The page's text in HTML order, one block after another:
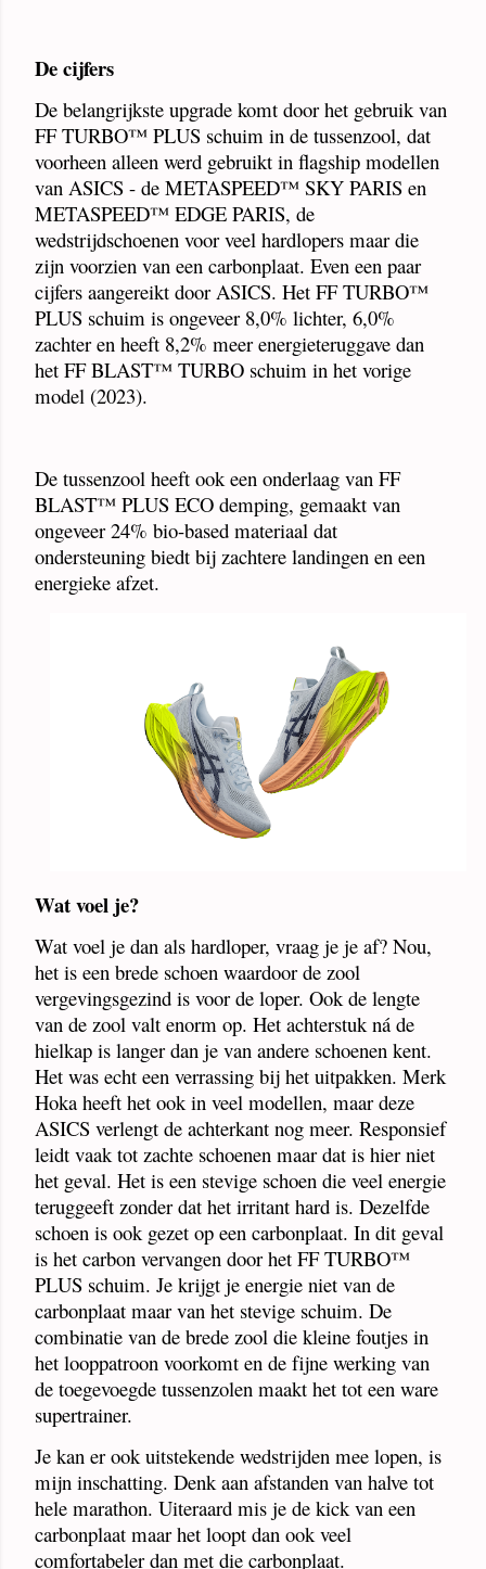
De cijfers
De belangrijkste upgrade komt door het gebruik van
FF TURBO™ PLUS schuim in de tussenzool, dat
voorheen alleen werd gebruikt in flagship modellen
van ASICS - de METASPEED™ SKY PARIS en
METASPEED™ EDGE PARIS, de
wedstrijdschoenen voor veel hardlopers maar die
zijn voorzien van een carbonplaat. Even een paar
cijfers aangereikt door ASICS. Het FF TURBO™
PLUS schuim is ongeveer 8,0% lichter, 6,0%
zachter en heeft 8,2% meer energieteruggave dan
het FF BLAST™ TURBO schuim in het vorige
model (2023).
De tussenzool heeft ook een onderlaag van FF
BLAST™ PLUS ECO demping, gemaakt van
ongeveer 24% bio-based materiaal dat
ondersteuning biedt bij zachtere landingen en een
energieke afzet.
Wat voel je?
Wat voel je dan als hardloper, vraag je je af? Nou,
het is een brede schoen waardoor de zool
vergevingsgezind is voor de loper. Ook de lengte
van de zool valt enorm op. Het achterstuk ná de
hielkap is langer dan je van andere schoenen kent.
Het was echt een verrassing bij het uitpakken. Merk
Hoka heeft het ook in veel modellen, maar deze
ASICS verlengt de achterkant nog meer. Responsief
leidt vaak tot zachte schoenen maar dat is hier niet
het geval. Het is een stevige schoen die veel energie
teruggeeft zonder dat het irritant hard is. Dezelfde
schoen is ook gezet op een carbonplaat. In dit geval
is het carbon vervangen door het FF TURBO™
PLUS schuim. Je krijgt je energie niet van de
carbonplaat maar van het stevige schuim. De
combinatie van de brede zool die kleine foutjes in
het looppatroon voorkomt en de fijne werking van
de toegevoegde tussenzolen maakt het tot een ware
supertrainer.
Je kan er ook uitstekende wedstrijden mee lopen, is
mijn inschatting. Denk aan afstanden van halve tot
hele marathon. Uiteraard mis je de kick van een
carbonplaat maar het loopt dan ook veel
comfortabeler dan met die carbonplaat.